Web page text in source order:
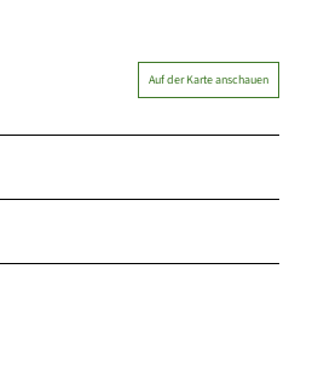
Auf der Karte anschauen